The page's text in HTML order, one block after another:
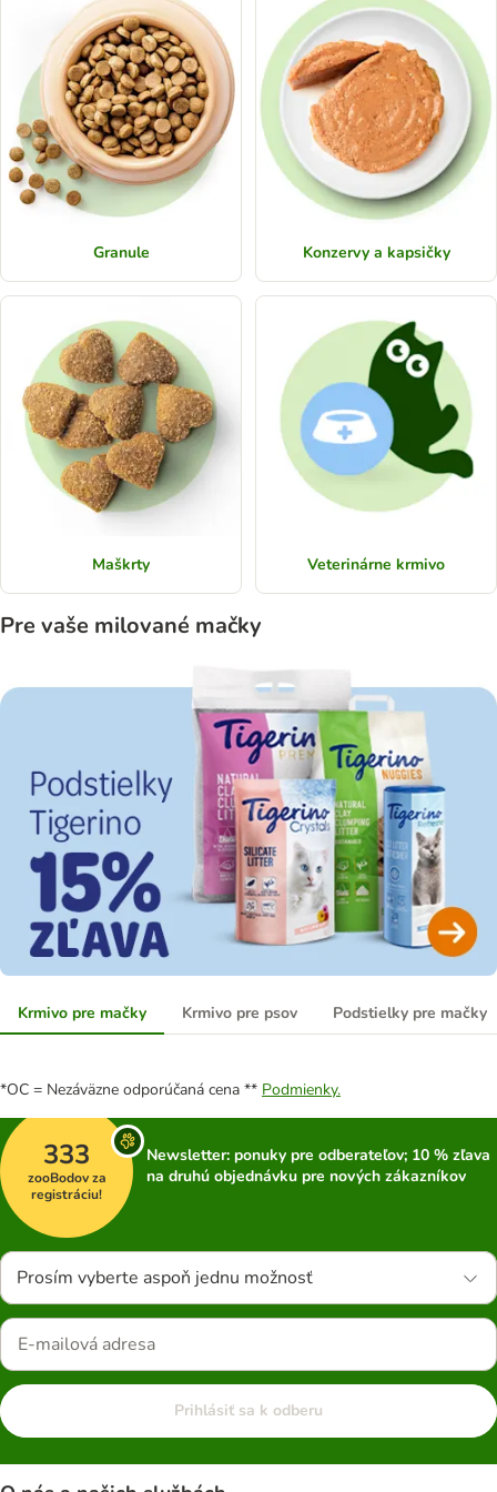
Granule Konzervy a kapsičky
Maškrty Veterinárne krmivo
Pre vaše milované mačky
Krmivo pre mačky Krmivo pre psov Podstielky pre mačky
*OC = Nezáväzne odporúčaná cena ** Podmienky.
333
zooBodov za
registráciu!
Newsletter: ponuky pre odberateľov; 10 % zľava
na druhú objednávku pre nových zákazníkov
Prosím vyberte aspoň jednu možnosť
Prihlásiť sa k odberu